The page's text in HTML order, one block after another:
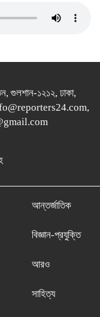
গুলশান-১২১২, ঢাকা,
আন্তর্জাতিক
বিজ্ঞান-প্রযুক্তি
আরও
সাহিত্য